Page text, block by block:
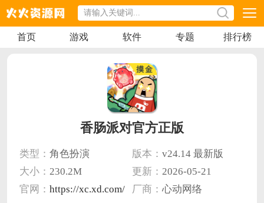
首页 游戏 软件 专题 排行榜
香肠派对官方正版
类型： 角色扮演 版本： v24.14 最新版
大小： 230.2M 更新： 2026-05-21
官网： https://xc.xd.com/ 厂商： 心动网络